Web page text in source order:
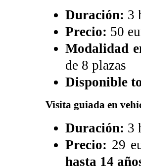
Duración: 3
Precio: 50
Modalidad
de 8 plazas
Disponible
Visita guiada en
Duración: 3
Precio: 29
hasta 14